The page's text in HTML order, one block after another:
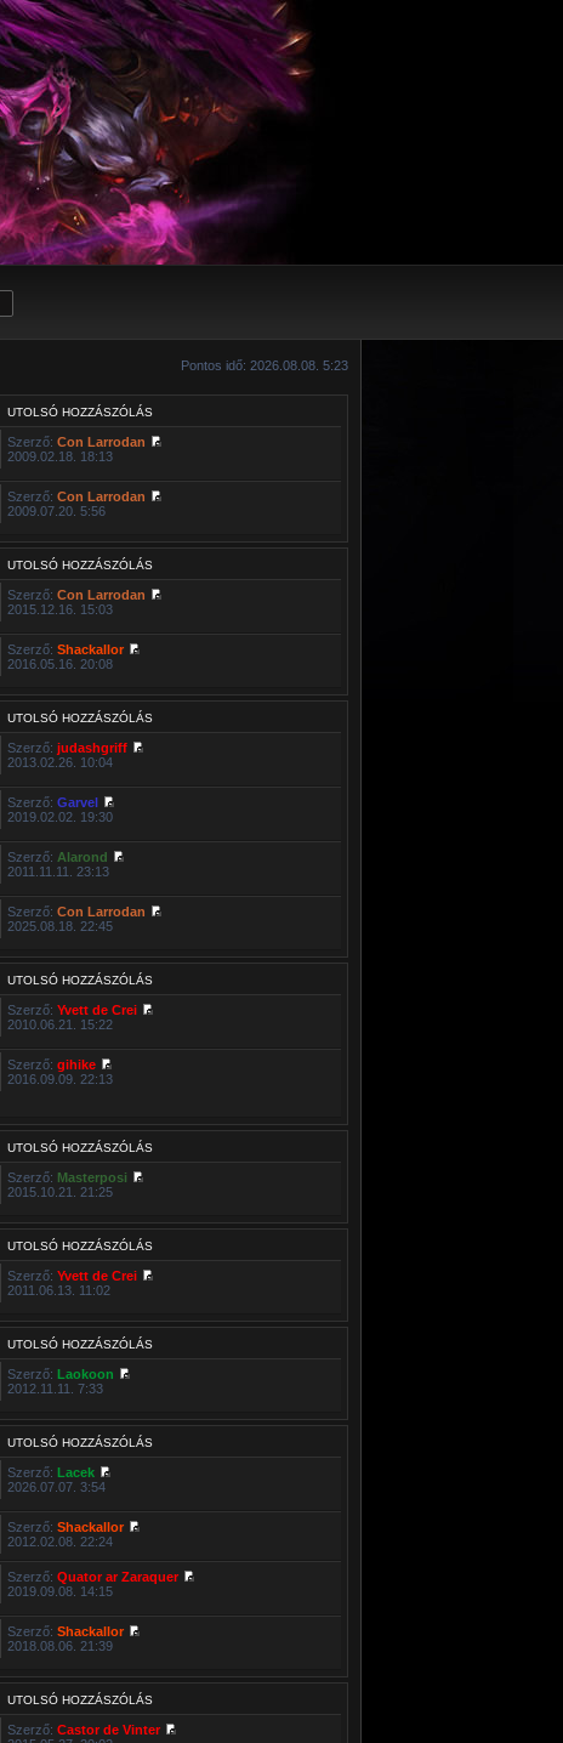
Pontos idő: 2026.08.08. 5:23
UTOLSÓ HOZZÁSZÓLÁS
Szerző:Con Larrodan
2009.02.18. 18:13
Szerző:Con Larrodan
2009.07.20. 5:56
UTOLSÓ HOZZÁSZÓLÁS
Szerző:Con Larrodan
2015.12.16. 15:03
Szerző:Shackallor
2016.05.16. 20:08
UTOLSÓ HOZZÁSZÓLÁS
Szerző:judashgriff
2013.02.26. 10:04
Szerző:Garvel
2019.02.02. 19:30
Szerző: Alarond
2011.11.11. 23:13
Szerző:Con Larrodan
2025.08.18. 22:45
UTOLSÓ HOZZÁSZÓLÁS
Szerző:Yvett de Crei
2010.06.21. 15:22
Szerző:gihike
2016.09.09. 22:13
UTOLSÓ HOZZÁSZÓLÁS
Szerző: Masterposi
2015.10.21. 21:25
UTOLSÓ HOZZÁSZÓLÁS
Szerző:Yvett de Crei
2011.06.13. 11:02
UTOLSÓ HOZZÁSZÓLÁS
Szerző:Laokoon
2012.11.11. 7:33
UTOLSÓ HOZZÁSZÓLÁS
Szerző:Lacek
2026.07.07. 3:54
Szerző:Shackallor
2012.02.08. 22:24
Szerző:Quator ar Zaraquer
2019.09.08. 14:15
Szerző:Shackallor
2018.08.06. 21:39
UTOLSÓ HOZZÁSZÓLÁS
Szerző:Castor de Vinter